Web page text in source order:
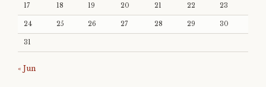
17 18 19 20 21 22 23
24 25 26 27 28 29 30
31
« Jun